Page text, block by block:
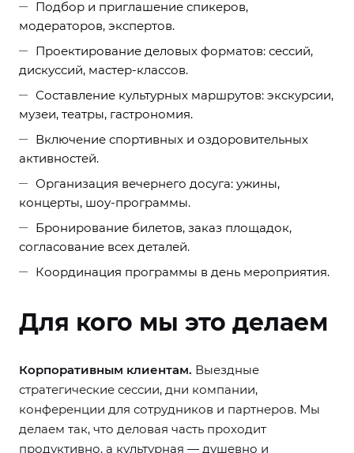
Подбор и приглашение спикеров,
модераторов, экспертов.
Проектирование деловых форматов: сессий,
дискуссий, мастер-классов.
Составление культурных маршрутов: экскурсии,
музеи, театры, гастрономия.
Включение спортивных и оздоровительных
активностей.
Организация вечернего досуга: ужины,
концерты, шоу-программы.
Бронирование билетов, заказ площадок,
согласование всех деталей.
Координация программы в день мероприятия.
Для кого мы это делаем
Корпоративным клиентам. Выездные
стратегические сессии, дни компании,
конференции для сотрудников и партнеров. Мы
делаем так, что деловая часть проходит
продуктивно, а культурная — душевно и